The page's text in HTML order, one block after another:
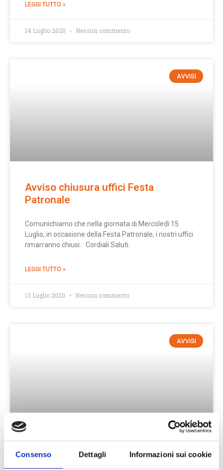
Consenso Dettagli Informazioni sui cookie
LEGGI TUTTO »
14 Luglio 2020 Nessun commento
AVVISI
Avviso chiusura uffici Festa
Patronale
Comunichiamo che nella giornata di Mercoledì 15
Luglio, in occasione della Festa Patronale, i nostri uffici
rimarranno chiusi. Cordiali Saluti.
LEGGI TUTTO »
13 Luglio 2020 Nessun commento
AVVISI
Aggiornamento Situazione Recapito